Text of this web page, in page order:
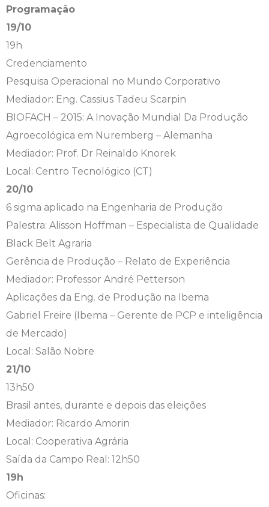
Programação
19/10
19h
Credenciamento
Pesquisa Operacional no Mundo Corporativo
Mediador: Eng. Cassius Tadeu Scarpin
BIOFACH – 2015: A Inovação Mundial Da Produção
Agroecológica em Nuremberg – Alemanha
Mediador: Prof. Dr Reinaldo Knorek
Local: Centro Tecnológico (CT)
20/10
6 sigma aplicado na Engenharia de Produção
Palestra: Alisson Hoffman – Especialista de Qualidade
Black Belt Agraria
Gerência de Produção – Relato de Experiência
Mediador: Professor André Petterson
Aplicações da Eng. de Produção na Ibema
Gabriel Freire (Ibema – Gerente de PCP e inteligência
de Mercado)
Local: Salão Nobre
21/10
13h50
Brasil antes, durante e depois das eleições
Mediador: Ricardo Amorin
Local: Cooperativa Agrária
Saída da Campo Real: 12h50
19h
Oficinas:
Engenharia de Software
Engenharia Elétrica
Engenharia Mecânica
Farmácia
Fisioterapia
Medicina
Medicina Veterinária
Odontologia
Psicologia
Publicidade e Propaganda
Ensalamento
Horário de Aulas
Manual do Acadêmico
Manual de Formatura
Manual de Trabalhos Acadêmicos
Minha Biblioteca
Núcleo de Apoio Psicopedagógico
Plano de Ensino
Segunda Chamada
Seguro Escolar
Sapien
Simulado Preparatório
Editais
Extensão
Infocampo
Intercampo
Logos Campo Real
NAPP e NAPC
Portal do Egresso
Programa de Monitoria
Publicações Científicas
Revistas Campo Real
WhatsApp Campo Real